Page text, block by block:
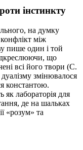
інстинкту
на думку
між
пише один і той
що
всі його твори (С.
змінювалося
константою.
лабораторія для
де на шальках
«розум» та